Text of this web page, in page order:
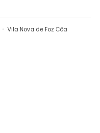
Vila Nova de Foz Côa